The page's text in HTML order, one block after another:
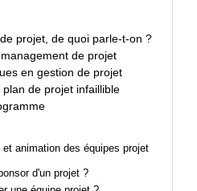
projet, de quoi parle-t-on ?
de projet
en gestion de projet
de projet infaillible
animation des équipes projet
d'un projet ?